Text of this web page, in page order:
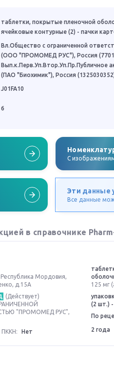
таблетки, покрытые пленочной
ячейковые контурные (2) - пачки
Вл.Общество с ограниченной
(ООО "ПРОМОМЕД РУС"), Россия
Вып.к.Перв.Уп.Втор.Уп.Пр.Публичное
(ПАО "Биохимик"), Россия
J01FA10
6
C
Эти данные
Все данные
в справочнике
Мордовия,
д.15А
(Действует)
"ПРОМОМЕД РУС",
ПККН: Нет
125 мг
(2 шт.)
По
2 года